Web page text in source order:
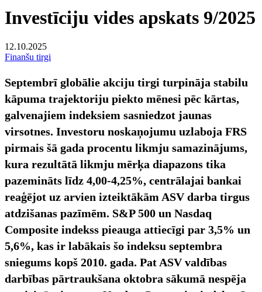
Investīciju vides apskats 9/2025
12.10.2025
Finanšu tirgi
Septembrī globālie akciju tirgi turpināja stabilu
kāpuma trajektoriju piekto mēnesi pēc kārtas,
galvenajiem indeksiem sasniedzot jaunas
virsotnes. Investoru noskaņojumu uzlaboja FRS
pirmais šā gada procentu likmju samazinājums,
kura rezultātā likmju mērķa diapazons tika
pazemināts līdz 4,00-4,25%, centrālajai bankai
reaģējot uz arvien izteiktākām ASV darba tirgus
atdzišanas pazīmēm. S&P 500 un Nasdaq
Composite indekss pieauga attiecīgi par 3,5% un
5,6%, kas ir labākais šo indeksu septembra
sniegums kopš 2010. gada. Pat ASV valdības
darbības pārtraukšana oktobra sākumā nespēja